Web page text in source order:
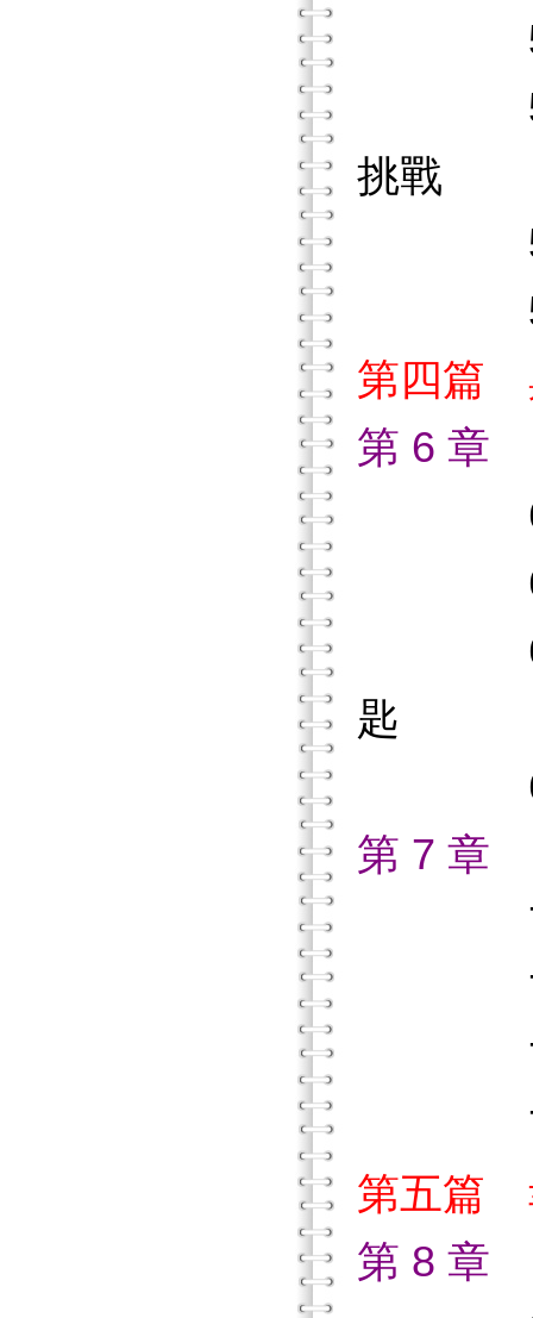
5.1 人
5.2 笑
挑戰
5.3
5.4 友
第四篇
第 6 章
6.1 無
6.2 暖
6.3 問
匙
6.4 這
第 7 章
7.1 行
7.2 正
7.3 感
7.4 珍
第五篇
第 8 章